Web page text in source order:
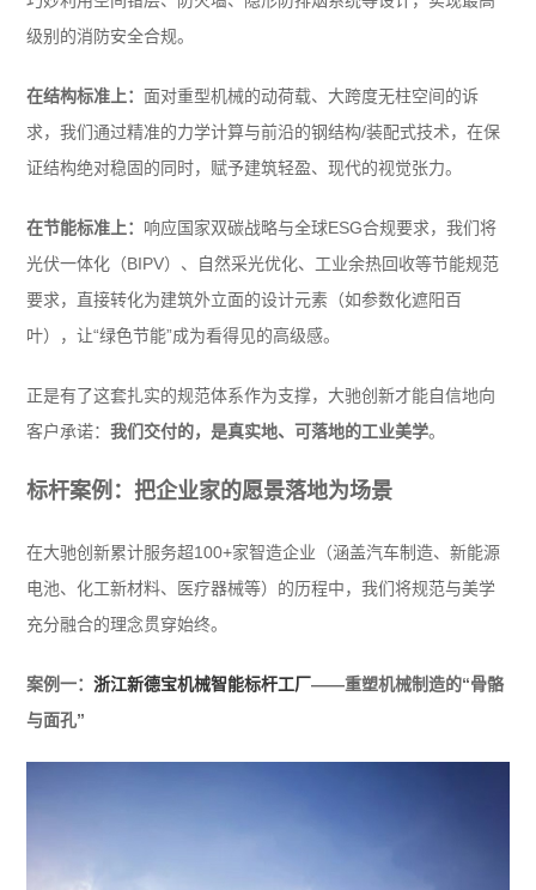
级别的消防安全合规。
在结构标准上：面对重型机械的动荷载、大跨度无柱空间的诉
求，我们通过精准的力学计算与前沿的钢结构/装配式技术，在保
证结构绝对稳固的同时，赋予建筑轻盈、现代的视觉张力。
在节能标准上： 响应国家双碳战略与全球ESG合规要求，我们将
光伏一体化（BIPV）、自然采光优化、工业余热回收等节能规范
要求，直接转化为建筑外立面的设计元素（如参数化遮阳百
叶），让“绿色节能”成为看得见的高级感。
正是有了这套扎实的规范体系作为支撑，大驰创新才能自信地向
客户承诺：我们交付的，是真实地、可落地的工业美学。
标杆案例：把企业家的愿景落地为场景
在大驰创新累计服务超100+家智造企业（涵盖汽车制造、新能源
电池、化工新材料、医疗器械等）的历程中，我们将规范与美学
充分融合的理念贯穿始终。
案例一：浙江新德宝机械智能标杆工厂——重塑机械制造的“骨骼
与面孔”